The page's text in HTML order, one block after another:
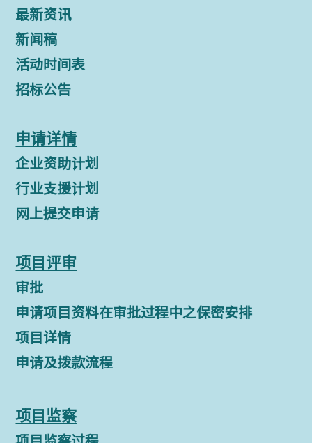
最新资讯
新闻稿
活动时间表
招标公告
申请详情
企业资助计划
行业支援计划
网上提交申请
项目评审
审批
申请项目资料在审批过程中之保密安排
项目详情
申请及拨款流程
项目监察